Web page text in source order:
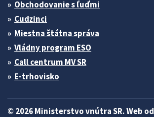
Obchodovanie s ľuďmi
Cudzinci
Miestna štátna správa
Vládny program ESO
Call centrum MV SR
E-trhovisko
© 2026 Ministerstvo vnútra SR. Web od